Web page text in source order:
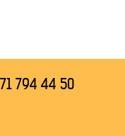
71 794 44 50